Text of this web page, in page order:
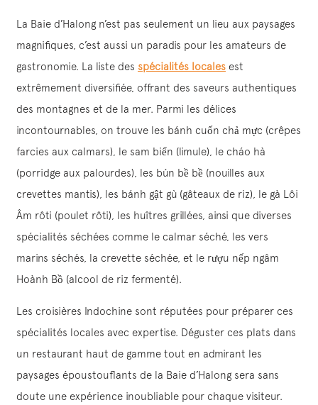
La Baie d’Halong n’est pas seulement un lieu aux paysages
magnifiques, c’est aussi un paradis pour les amateurs de
gastronomie. La liste des spécialités locales est
extrêmement diversifiée, offrant des saveurs authentiques
des montagnes et de la mer. Parmi les délices
incontournables, on trouve les bánh cuốn chả mực (crêpes
farcies aux calmars), le sam biển (limule), le cháo hà
(porridge aux palourdes), les bún bề bề (nouilles aux
crevettes mantis), les bánh gật gù (gâteaux de riz), le gà Lôi
Âm rôti (poulet rôti), les huîtres grillées, ainsi que diverses
spécialités séchées comme le calmar séché, les vers
marins séchés, la crevette séchée, et le rượu nếp ngâm
Hoành Bồ (alcool de riz fermenté).
Les croisières Indochine sont réputées pour préparer ces
spécialités locales avec expertise. Déguster ces plats dans
un restaurant haut de gamme tout en admirant les
paysages époustouflants de la Baie d’Halong sera sans
doute une expérience inoubliable pour chaque visiteur.